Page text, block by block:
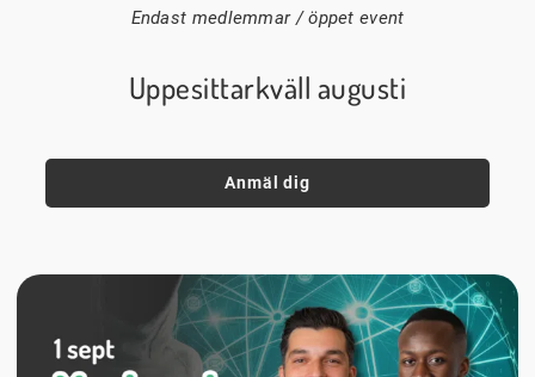
Endast medlemmar / öppet event
Uppesittarkväll augusti
Anmäl dig